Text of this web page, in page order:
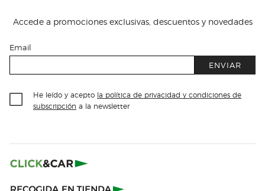
Accede a promociones exclusivas, descuentos y novedades
Email
ENVIAR
He leído y acepto la política de privacidad y condiciones de
subscripción a la newsletter